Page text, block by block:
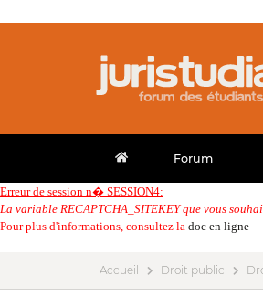
Forum
Erreur de session n� SESSION4:
La variable RECAPTCHA_SITEKEY que vous
Pour plus d'informations, consultez la doc en ligne
Accueil Droit public